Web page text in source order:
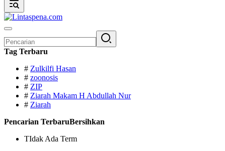
untuk:
Tag Terbaru
# Zulkilfi Hasan
# zoonosis
# ZIP
# Ziarah Makam H Abdullah Nur
# Ziarah
Pencarian TerbaruBersihkan
TIdak Ada Term